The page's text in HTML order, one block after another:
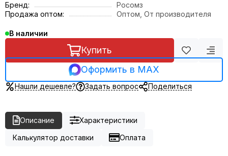
Бренд:
Росомз
Продажа оптом:
Оптом, От производителя
В наличии
Купить
Оформить в MAX
Нашли дешевле? Задать вопрос Поделиться
Описание
Характеристики
Калькулятор доставки
Оплата